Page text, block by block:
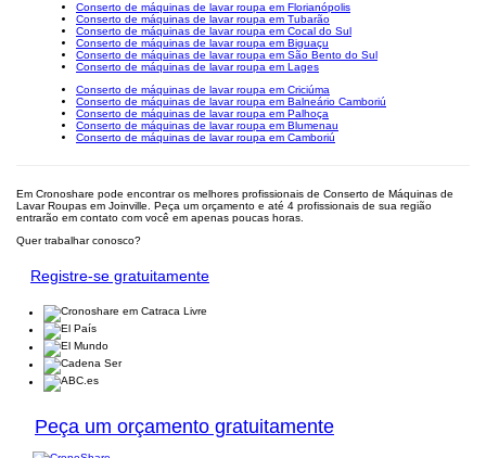
Conserto de máquinas de lavar roupa em Florianópolis
Conserto de máquinas de lavar roupa em Tubarão
Conserto de máquinas de lavar roupa em Cocal do Sul
Conserto de máquinas de lavar roupa em Biguaçu
Conserto de máquinas de lavar roupa em São Bento do Sul
Conserto de máquinas de lavar roupa em Lages
Conserto de máquinas de lavar roupa em Criciúma
Conserto de máquinas de lavar roupa em Balneário Camboriú
Conserto de máquinas de lavar roupa em Palhoça
Conserto de máquinas de lavar roupa em Blumenau
Conserto de máquinas de lavar roupa em Camboriú
Em Cronoshare pode encontrar os melhores profissionais de Conserto de Máquinas de
Lavar Roupas em Joinville. Peça um orçamento e até 4 profissionais de sua região
entrarão em contato com você em apenas poucas horas.
Quer trabalhar conosco?
Registre-se gratuitamente
Peça um orçamento gratuitamente